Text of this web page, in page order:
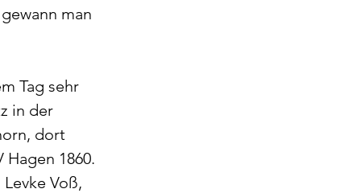
man
Tag sehr
in der
dort
1860.
Voß,